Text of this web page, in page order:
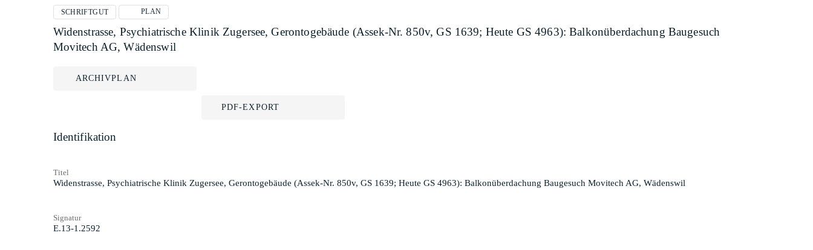
SCHRIFTGUT PLAN
Widenstrasse, Psychiatrische Klinik Zugersee, Gerontogebäude (Assek-Nr. 850v, GS 1639; Heute GS 4963): Balkonüberdachung Baugesuch
Movitech AG, Wädenswil
ARCHIVPLAN
PDF-EXPORT
Identifikation
Titel
Widenstrasse, Psychiatrische Klinik Zugersee, Gerontogebäude (Assek-Nr. 850v, GS 1639; Heute GS 4963): Balkonüberdachung Baugesuch Movitech AG, Wädenswil
Signatur
E.13-1.2592